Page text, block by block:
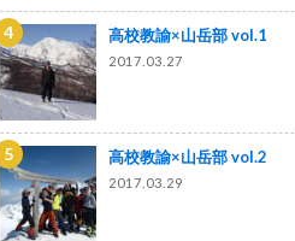
高校教諭×山岳部 vol.1
2017.03.27
高校教諭×山岳部 vol.2
2017.03.29